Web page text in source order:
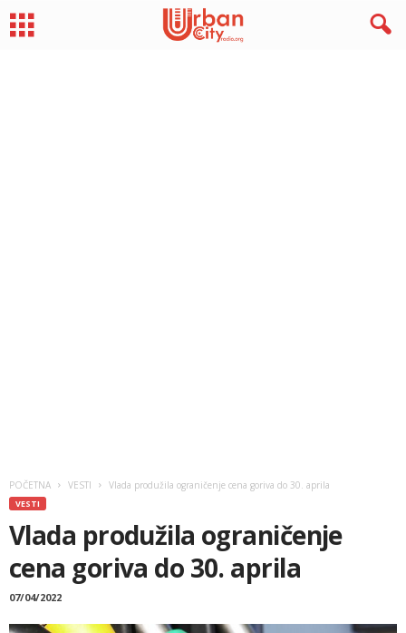
POČETNA VESTI Vlada produžila ograničenje cena goriva do 30. aprila
VESTI
Vlada produžila ograničenje
cena goriva do 30. aprila
07/04/2022